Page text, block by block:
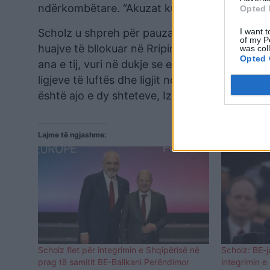
Opted
I want
of my
was
Opted
ndërkombëtare. “Akuzat kundër Izraelit janë
Scholz u shpreh për pauza humanitare në
huajve të bllokuar në Rripin e Gazës dhe
ana e tij, vuri në dukje se e drejta e Izraelit
ligjeve të luftës dhe ligjit ndërkombëtar dhe
është ajo e dy shteteve, Izraelit dhe
Lajme të ngjashme:
Scholz flet për integrimin e Shqipërisë në
prag të samitit BE-Ballkani Perëndimor
Scholz: BE-
integrimin e